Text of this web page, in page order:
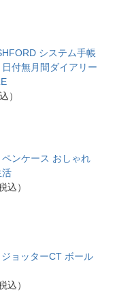
システム手帳
付無月間ダイアリー
）
ンケース おしゃれ
活
込）
ョッターCT ボール
込）